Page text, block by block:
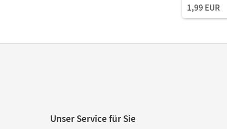
Wirtschaft
Verwaltung
1,99 EUR
Unser Service für Sie